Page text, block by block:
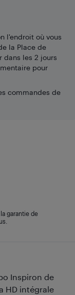
Inspiron de
HD intégrale
l'endroit où vous
la Place de
dans les 2 jours
pour
commandes de
garantie de